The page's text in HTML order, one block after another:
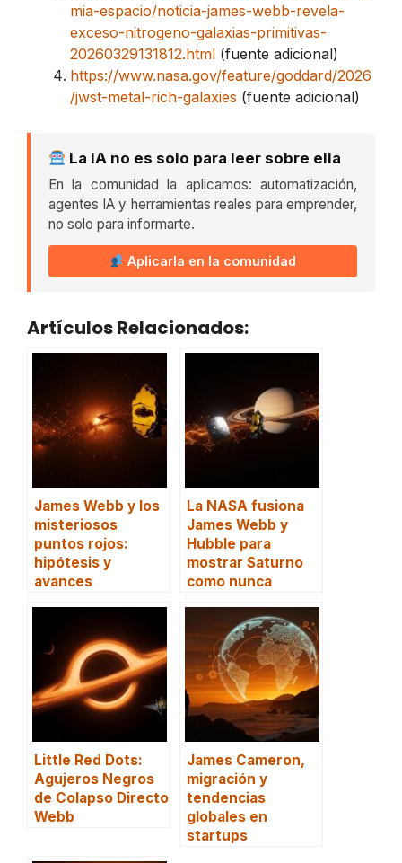
mia-espacio/noticia-james-webb-revela-
exceso-nitrogeno-galaxias-primitivas-
20260329131812.html (fuente adicional)
https://www.nasa.gov/feature/goddard/2026
/jwst-metal-rich-galaxies (fuente adicional)
La IA no es solo para leer sobre ella
En la comunidad la aplicamos: automatización,
agentes IA y herramientas reales para emprender,
no solo para informarte.
Aplicarla en la comunidad
Artículos Relacionados:
James Webb y los
misteriosos
puntos rojos:
hipótesis y
avances
La NASA fusiona
James Webb y
Hubble para
mostrar Saturno
como nunca
Little Red Dots:
Agujeros Negros
de Colapso Directo
Webb
James Cameron,
migración y
tendencias
globales en
startups